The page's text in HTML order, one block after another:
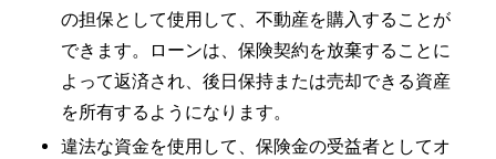
の担保として使用して、不動産を購入することが
できます。ローンは、保険契約を放棄することに
よって返済され、後日保持または売却できる資産
を所有するようになります。
違法な資金を使用して、保険金の受益者としてオ